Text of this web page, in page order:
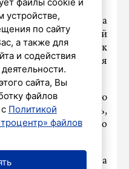
Западным ордена
войск национальной
генерал-полковник
рассказал, что для
– это в первую
призваны защищать,
для будущего
Бураков.
России невозможна
устройстве,
по сайту
а также для
и содействия
сайта, Вы
файлов
Политикой
файлов